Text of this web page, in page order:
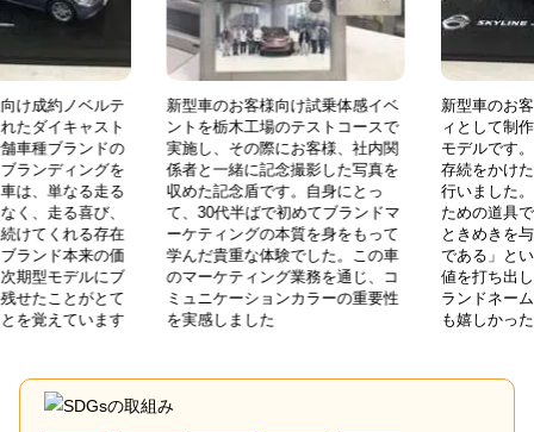
ルテ
スト
ドの
グを
走る
び、
存在
の価
にブ
とて
ます
新型車のお客様向け試乗体感イベ
ントを栃木工場のテストコースで
実施し、その際にお客様、社内関
係者と一緒に記念撮影した写真を
収めた記念盾です。自身にとっ
て、30代半ばで初めてブランドマ
ーケティングの本質を身をもって
学んだ貴重な体験でした。この車
のマーケティング業務を通じ、コ
ミュニケーションカラーの重要性
を実感しました
新型車のお客様向け成約
ィとして制作されたダイ
モデルです。老舗車種ブ
存続をかけたリブランデ
行いました。「車は、単
ための道具ではなく、走
ときめきを与え続けてく
である」というブランド
値を打ち出し、次期型
ランドネームを残せたこ
も嬉しかったことを覚